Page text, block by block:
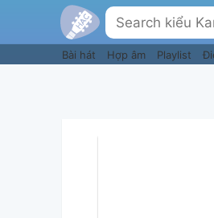
Bài hát Hợp âm Playlist